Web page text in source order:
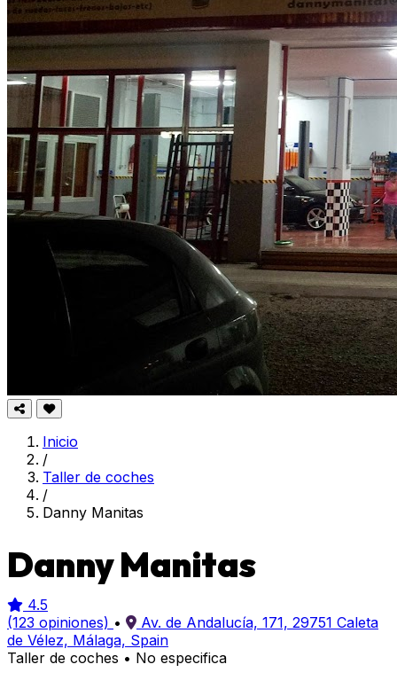
Inicio
/
Taller de coches
/
Danny Manitas
Danny Manitas
4.5
(123 opiniones) •
Av. de Andalucía, 171, 29751 Caleta
de Vélez, Málaga, Spain
Taller de coches • No especifica